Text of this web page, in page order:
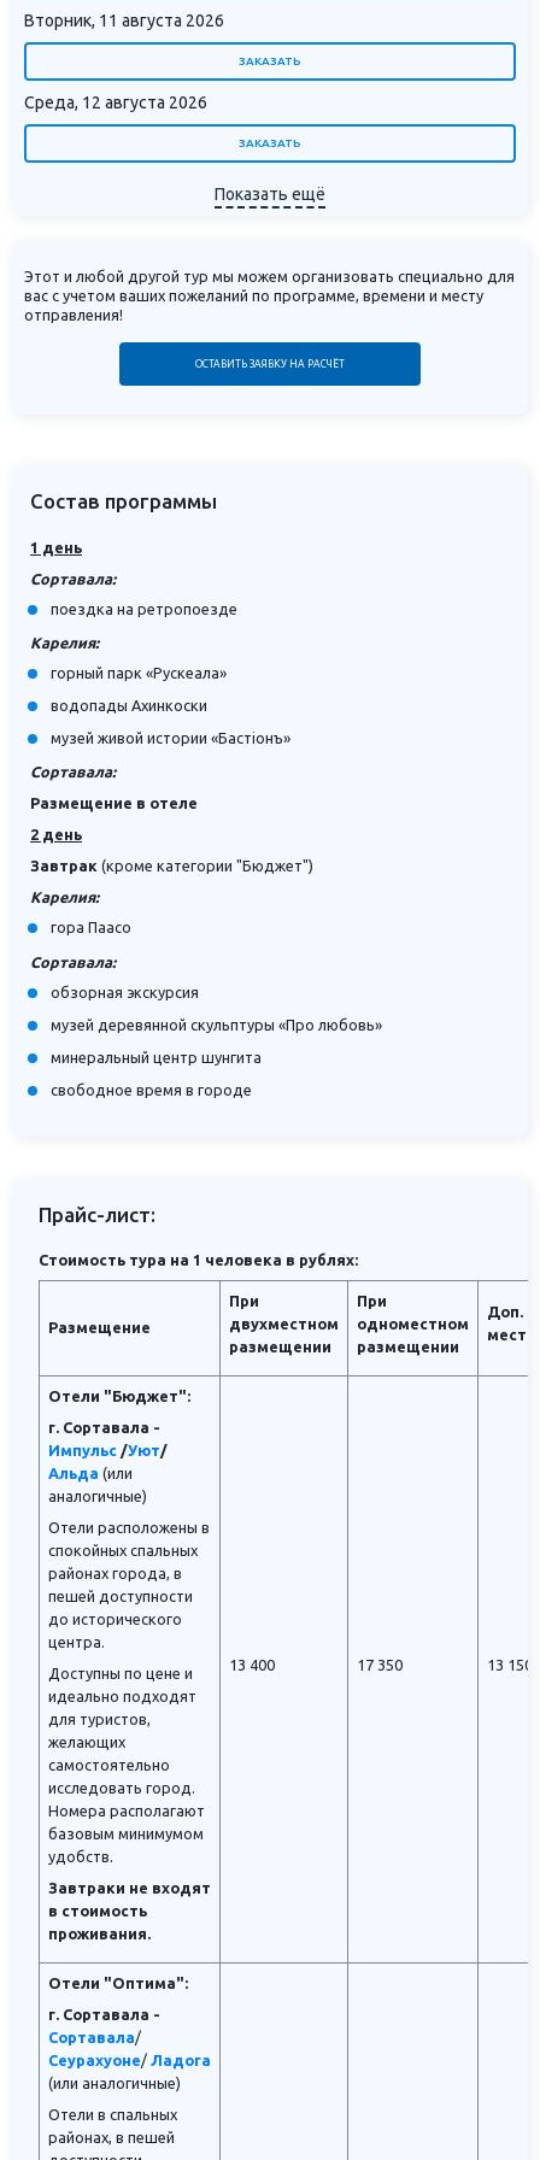
внесения подобных изменений
«Акция» не будет применена к
бронированию, стоимость будет
рассчитана по стандартному прайсу
программы.
Туроператор «Магазин путешествий»
изменение ассортимента туров,
участвующих в акции, и на досрочное
повышенным спросом.
Вторник, 11 августа 2026
ЗАКАЗАТЬ
Среда, 12 августа 2026
ЗАКАЗАТЬ
Показать ещё
Этот и любой другой тур мы можем организовать специально для
вас с учетом ваших пожеланий по программе, времени и месту
отправления!
ОСТАВИТЬ ЗАЯВКУ НА РАСЧЁТ
Состав программы
1 день
Сортавала:
поездка на ретропоезде
Карелия:
горный парк «Рускеала»
водопады Ахинкоски
музей живой истории «Бастiонъ»
Сортавала:
Размещение в отеле
2 день
Завтрак (кроме категории "Бюджет")
Карелия:
гора Паасо
Сортавала:
обзорная экскурсия
музей деревянной скульптуры «Про любовь»
минеральный центр шунгита
свободное время в городе
Прайс-лист:
Стоимость тура на 1 человека в рублях:
Размещение
При
двухместном
размещении
При
одноместном
размещении
Доп.
место
Отели "Бюджет":
г. Сортавала -
Импульс /Уют/
Альда(или
аналогичные)
Отели расположены в
спокойных спальных
районах города, в
пешей доступности
до исторического
центра.
Доступны по цене и
идеально подходят
для туристов,
желающих
самостоятельно
исследовать город.
Номера располагают
базовым минимумом
удобств.
Завтраки не входят
в стоимость
проживания.
13 400 17 350 13 150
Отели "Оптима":
г. Сортавала -
Сортавала/
Сеурахуоне/Ладога
(или аналогичные)
Отели в спальных
районах, в пешей